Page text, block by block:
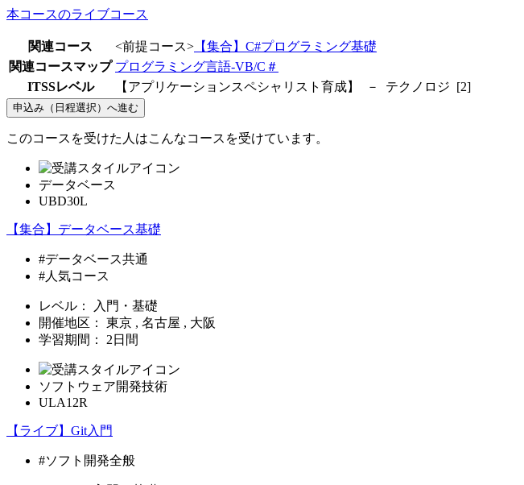
本コースのライブコース
関連コース <前提コース> 【集合】C#プログラミング基礎
関連コースマップ プログラミング言語-VB/C＃
ITSSレベル
【アプリケーションスペシャリスト育成】 － テクノロジ [2]
申込み（日程選択）へ進む
このコースを受けた人はこんなコースを受けています。
データベース
UBD30L
【集合】データベース基礎
#データベース共通
#人気コース
レベル：
入門・基礎
開催地区：
東京 , 名古屋 , 大阪
学習期間：
2日間
ソフトウェア開発技術
ULA12R
【ライブ】Git入門
#ソフト開発全般